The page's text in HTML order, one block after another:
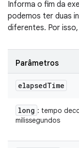
Informa o fim da
podemos ter duas
diferentes. Por
Parâmetros
elapsedTime
long : tempo
milissegundos